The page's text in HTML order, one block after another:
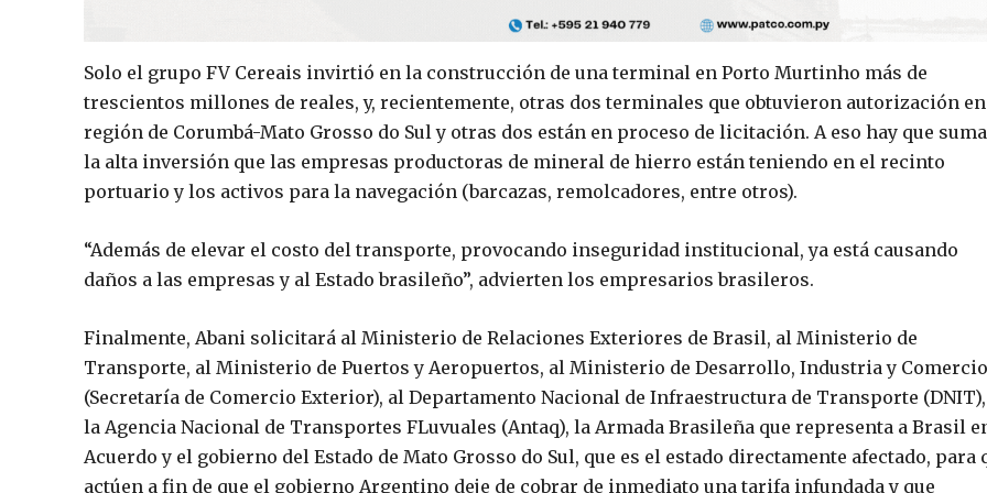
Solo el grupo FV Cereais invirtió en la construcción de una terminal en Porto Murtinho más de
trescientos millones de reales, y, recientemente, otras dos terminales que obtuvieron autorización
región de Corumbá-Mato Grosso do Sul y otras dos están en proceso de licitación. A eso hay que
la alta inversión que las empresas productoras de mineral de hierro están teniendo en el recinto
portuario y los activos para la navegación (barcazas, remolcadores, entre otros).
“Además de elevar el costo del transporte, provocando inseguridad institucional, ya está causando
daños a las empresas y al Estado brasileño”, advierten los empresarios brasileros.
Finalmente, Abani solicitará al Ministerio de Relaciones Exteriores de Brasil, al Ministerio de
Transporte, al Ministerio de Puertos y Aeropuertos, al Ministerio de Desarrollo, Industria y Comercio
(Secretaría de Comercio Exterior), al Departamento Nacional de Infraestructura de Transporte (DNIT),
la Agencia Nacional de Transportes FLuvuales (Antaq), la Armada Brasileña que representa a Brasil
Acuerdo y el gobierno del Estado de Mato Grosso do Sul, que es el estado directamente afectado, para
actúen a fin de que el gobierno Argentino deje de cobrar de inmediato una tarifa infundada y que